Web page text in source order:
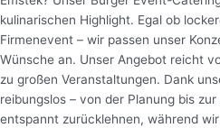
kulinarischen Highlight. Egal ob
Firmenevent – wir passen unser
Wünsche an. Unser Angebot reicht
zu großen Veranstaltungen. Dank
reibungslos – von der Planung bis
entspannt zurücklehnen, während